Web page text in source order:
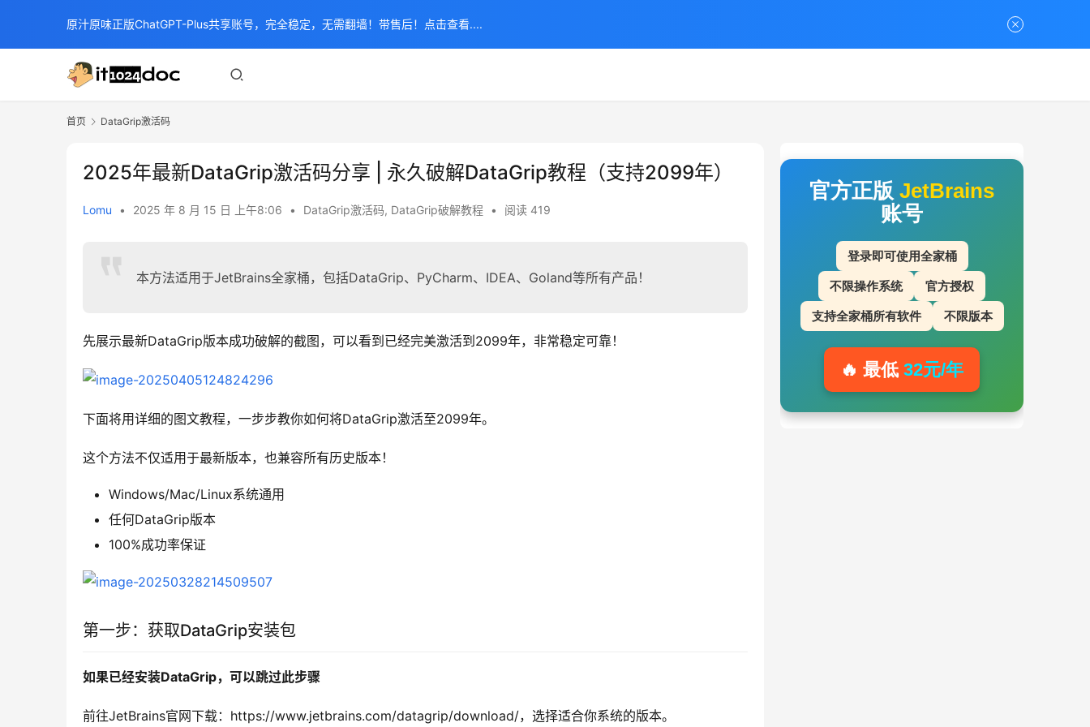
首页 DataGrip激活码
2025年最新DataGrip激活码分享 | 永久破解DataGrip教程（支持2099年）
Lomu • 2025 年 8 月 15 日 上午8:06 • DataGrip激活码, DataGrip破解教程 • 阅读 419
本方法适用于JetBrains全家桶，包括DataGrip、PyCharm、IDEA、Goland等所有产品！
先展示最新DataGrip版本成功破解的截图，可以看到已经完美激活到2099年，非常稳定可靠！
下面将用详细的图文教程，一步步教你如何将DataGrip激活至2099年。
这个方法不仅适用于最新版本，也兼容所有历史版本！
Windows/Mac/Linux系统通用
任何DataGrip版本
100%成功率保证
第一步：获取DataGrip安装包
如果已经安装DataGrip，可以跳过此步骤
前往JetBrains官网下载：https://www.jetbrains.com/datagrip/download/，选择适合你系统的版本。
官方正版 JetBrains
账号
登录即可使用全家桶
不限操作系统 官方授权
支持全家桶所有软件 不限版本
🔥 最低 32元/年
原汁原味正版ChatGPT-Plus共享账号，完全稳定，无需翻墙！带售后！点击查看....